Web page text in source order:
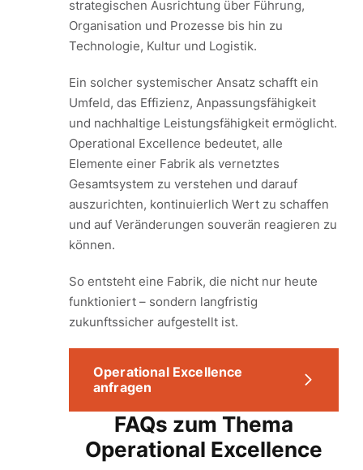
strategischen Ausrichtung über Führung,
Organisation und Prozesse bis hin zu
Technologie, Kultur und Logistik.
Ein solcher systemischer Ansatz schafft ein
Umfeld, das Effizienz, Anpassungsfähigkeit
und nachhaltige Leistungsfähigkeit ermöglicht.
Operational Excellence bedeutet, alle
Elemente einer Fabrik als vernetztes
Gesamtsystem zu verstehen und darauf
auszurichten, kontinuierlich Wert zu schaffen
und auf Veränderungen souverän reagieren zu
können.
So entsteht eine Fabrik, die nicht nur heute
funktioniert – sondern langfristig
zukunftssicher aufgestellt ist.
Operational Excellence
anfragen
FAQs zum Thema
Operational Excellence